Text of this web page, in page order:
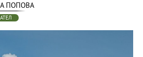
ПОПОВА